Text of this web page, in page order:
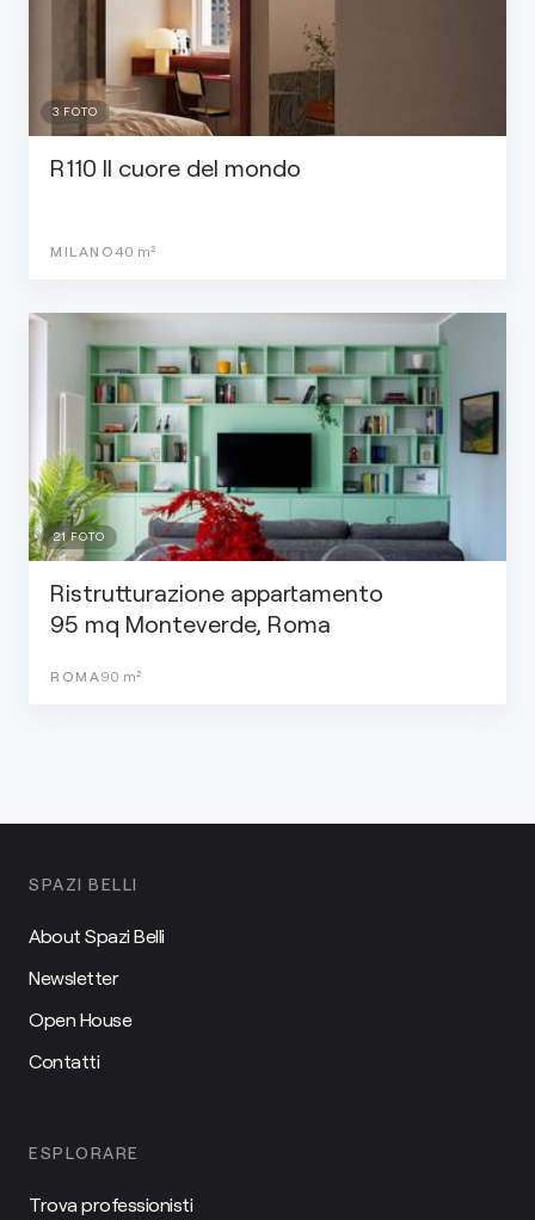
3 FOTO
R110 Il cuore del mondo
MILANO40 m²
21 FOTO
Ristrutturazione appartamento
95 mq Monteverde, Roma
ROMA 90 m²
SPAZI BELLI
About Spazi Belli
Newsletter
Open House
Contatti
ESPLORARE
Trova professionisti